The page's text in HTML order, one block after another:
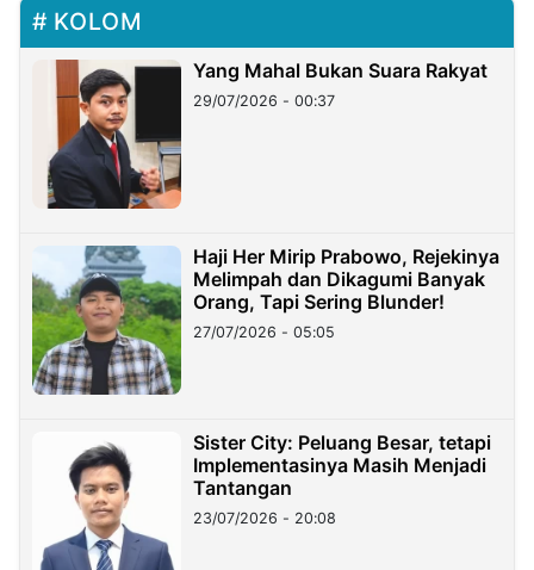
KOLOM
Yang Mahal Bukan Suara Rakyat
29/07/2026 - 00:37
Haji Her Mirip Prabowo, Rejekinya
Melimpah dan Dikagumi Banyak
Orang, Tapi Sering Blunder!
27/07/2026 - 05:05
Sister City: Peluang Besar, tetapi
Implementasinya Masih Menjadi
Tantangan
23/07/2026 - 20:08